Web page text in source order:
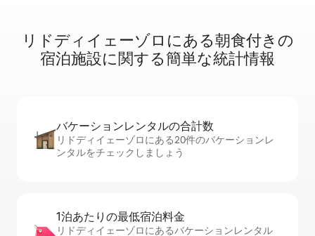
リドディイェーゾロに⁠あ⁠る朝⁠食⁠付⁠き⁠の
宿⁠泊⁠施⁠設⁠に関⁠す⁠る簡⁠単⁠な統⁠計⁠情⁠報
バケーションレ⁠ン⁠タ⁠ル⁠の合⁠計⁠数
リドディイェーゾロにある20件のバケーションレ
ンタルをチェックしましょう
1泊あたりの最⁠低⁠宿⁠泊⁠料⁠金
リドディイェーゾロにあるバケーションレンタル